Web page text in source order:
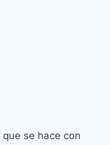
se hace con